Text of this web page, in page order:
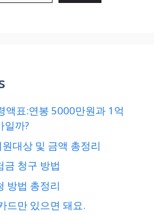
액표:연봉 5000만원과 1억
일까?
대상 및 금액 총정리
금 청구 방법
방법 총정리
드만 있으면 돼요.